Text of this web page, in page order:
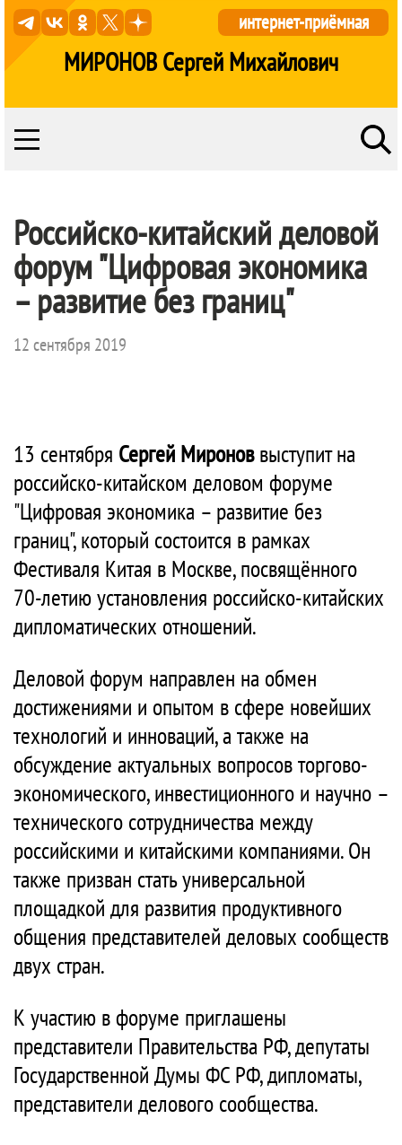
МИРОНОВ Сергей Михайлович
интернет-приёмная
Российско-китайский деловой
форум "Цифровая экономика
– развитие без границ"
12 сентября 2019
13 сентября Сергей Мироноввыступит на
российско-китайском деловом форуме
"Цифровая экономика – развитие без
границ", который состоится в рамках
Фестиваля Китая в Москве, посвящённого
70-летию установления российско-китайских
дипломатических отношений.
Деловой форум направлен на обмен
достижениями и опытом в сфере новейших
технологий и инноваций, а также на
обсуждение актуальных вопросов торгово-
экономического, инвестиционного и научно –
технического сотрудничества между
российскими и китайскими компаниями. Он
также призван стать универсальной
площадкой для развития продуктивного
общения представителей деловых сообществ
двух стран.
К участию в форуме приглашены
представители Правительства РФ, депутаты
Государственной Думы ФС РФ, дипломаты,
представители делового сообщества.